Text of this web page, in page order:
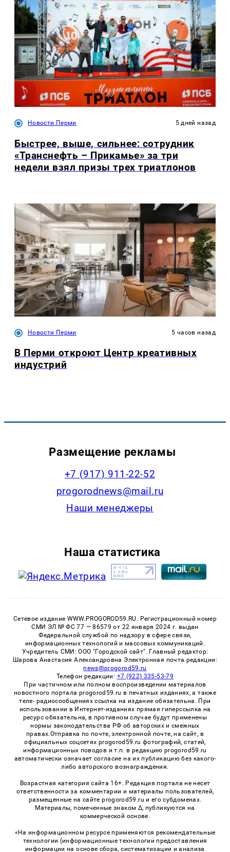
Новости Перми 5 дней назад
Быстрее, выше, сильнее: сотрудник
«Транснефть – Прикамье» за три
недели взял призы трех триатлонов
Новости Перми 5 часов назад
В Перми откроют Центр креативных
индустрий
Размещение рекламы
+7 (917) 911-22-52
progorodnews@mail.ru
Наши менеджеры
Наша статистика
Сетевое издание WWW.PROGOROD59.RU. Регистрационный номер
СМИ ЭЛ № ФС 77 — 86579 от 22 января 2024 г. выдан
Федеральной службой по надзору в сфере связи,
информационных технологий и массовых коммуникаций.
Учредитель СМИ: ООО "Городской сайт". Главный редактор:
Шарова Анастасия Александровна Электронная почта редакции:
news@progorod59.ru
Телефон редакции: +7 (922) 335-53-79
При частичном или полном воспроизведении материалов
новостного портала progorod59.ru в печатных изданиях, а также
теле- радиосообщениях ссылка на издание обязательна. При
использовании в Интернет-изданиях прямая гиперссылка на
ресурс обязательна, в противном случае будут применены
нормы законодательства РФ об авторских и смежных
правах.Отправка по почте, электронной почте, на сайт, в
официальных соцсетях progorod59.ru фотографий, статей,
информационных поводов и т.п. в редакцию progorod59.ru
автоматически означает согласие на их публикацию без какого-
либо авторского вознаграждения.
Возрастная категория сайта 16+. Редакция портала не несет
ответственности за комментарии и материалы пользователей,
размещенные на сайте progorod59.ru и его субдоменах.
Материалы, помеченные знаком Δ, публикуются на
коммерческой основе.
«На информационном ресурсе применяются рекомендательные
технологии (информационные технологии предоставления
информации на основе сбора, систематизации и анализа